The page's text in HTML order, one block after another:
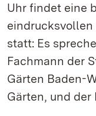
Uhr findet eine
statt: Es
Fachmann der
Gärten Baden-
Gärten, und